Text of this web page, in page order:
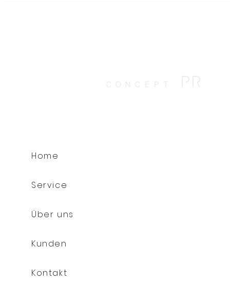
Home
Service
Über uns
Kunden
Kontakt